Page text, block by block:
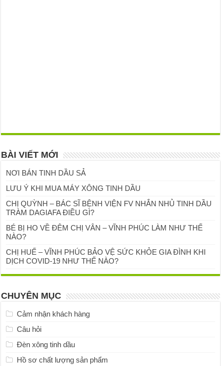
BÀI VIẾT MỚI
NƠI BÁN TINH DẦU SẢ
LƯU Ý KHI MUA MÁY XÔNG TINH DẦU
CHỊ QUỲNH – BÁC SĨ BỆNH VIỆN FV NHẮN NHỦ TINH DẦU
TRÀM DAGIAFA ĐIỀU GÌ?
BÉ BỊ HO VỀ ĐÊM CHỊ VÂN – VĨNH PHÚC LÀM NHƯ THẾ
NÀO?
CHỊ HUẾ – VĨNH PHÚC BẢO VỆ SỨC KHỎE GIA ĐÌNH KHI
DỊCH COVID-19 NHƯ THẾ NÀO?
CHUYÊN MỤC
Cảm nhận khách hàng
Câu hỏi
Đèn xông tinh dầu
Hồ sơ chất lượng sản phẩm